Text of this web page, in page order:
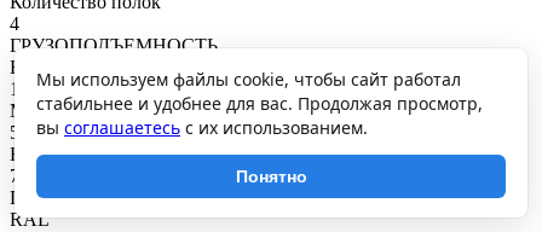
4
ГРУЗОПОДЪЕМНОСТЬ
Нагрузка на полку, кг
145
Максимальная общая нагрузка, кг
580
Нагрузка на секцию, кг
700
ПОКРЫТИЕ И ЦВЕТ
RAL
Мы используем файлы cookie, чтобы сайт работал
стабильнее и удобнее для вас. Продолжая просмотр,
вы соглашаетесь с их использованием.
Понятно